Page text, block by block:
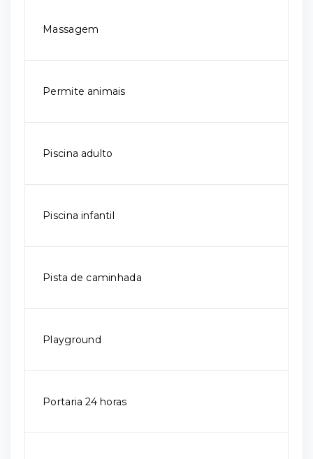
Massagem
Permite animais
Piscina adulto
Piscina infantil
Pista de caminhada
Playground
Portaria 24 horas